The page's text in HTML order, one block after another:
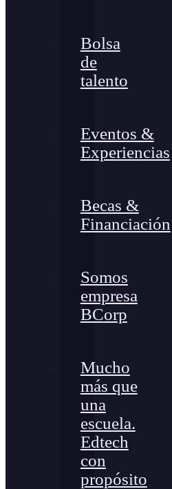
Bolsa
de
talento
Eventos &
Experiencias
Becas &
Financiación
Somos
empresa
BCorp
Mucho
más que
una
escuela.
Edtech
con
propósito